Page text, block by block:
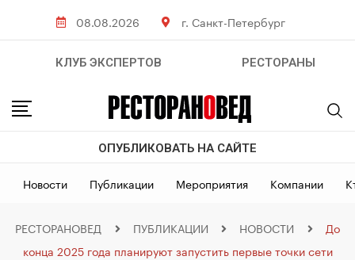
08.08.2026 г. Санкт-Петербург
КЛУБ ЭКСПЕРТОВ РЕСТОРАНЫ
ОПУБЛИКОВАТЬ НА САЙТЕ
Новости Публикации Мероприятия Компании
РЕСТОРАНОВЕД ПУБЛИКАЦИИ НОВОСТИ
До
конца 2025 года планируют запустить первые точки сети